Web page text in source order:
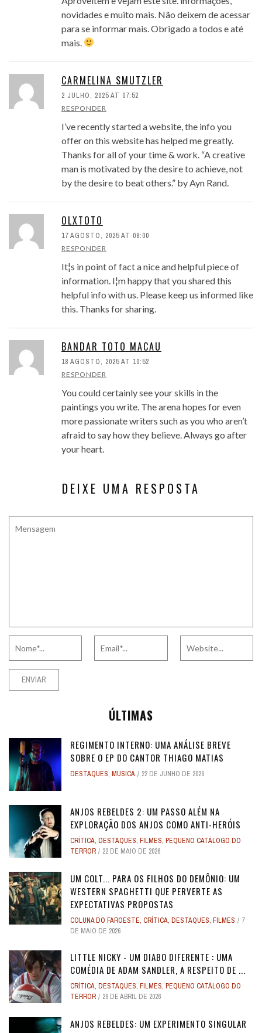
novidades e muito mais. Não deixem de acessar
para se informar mais. Obrigado a todos e até
mais.
CARMELINA SMUTZLER
2 JULHO, 2025 AT 07:52
RESPONDER
I’ve recently started a website, the info you
offer on this website has helped me greatly.
Thanks for all of your time & work. “A creative
man is motivated by the desire to achieve, not
by the desire to beat others.” by Ayn Rand.
OLXTOTO
17 AGOSTO, 2025 AT 08:00
RESPONDER
It¦s in point of fact a nice and helpful piece of
information. I¦m happy that you shared this
helpful info with us. Please keep us informed like
this. Thanks for sharing.
BANDAR TOTO MACAU
18 AGOSTO, 2025 AT 10:52
RESPONDER
You could certainly see your skills in the
paintings you write. The arena hopes for even
more passionate writers such as you who aren’t
afraid to say how they believe. Always go after
your heart.
DEIXE UMA RESPOSTA
ÚLTIMAS
REGIMENTO INTERNO: UMA ANÁLISE BREVE
SOBRE O EP DO CANTOR THIAGO MATIAS
DESTAQUES, MÚSICA 22 DE JUNHO DE 2026
ANJOS REBELDES 2: UM PASSO ALÉM NA
EXPLORAÇÃO DOS ANJOS COMO ANTI-HERÓIS
CRÍTICA, DESTAQUES, FILMES, PEQUENO CATÁLOGO DO
TERROR
22 DE MAIO DE 2026
UM COLT... PARA OS FILHOS DO DEMÔNIO: UM
WESTERN SPAGHETTI QUE PERVERTE AS
EXPECTATIVAS PROPOSTAS
COLUNA DO FAROESTE, CRÍTICA, DESTAQUES, FILMES
7
DE MAIO DE 2026
LITTLE NICKY - UM DIABO DIFERENTE : UMA
COMÉDIA DE ADAM SANDLER, A RESPEITO DE ...
CRÍTICA, DESTAQUES, FILMES, PEQUENO CATÁLOGO DO
TERROR
29 DE ABRIL DE 2026
ANJOS REBELDES: UM EXPERIMENTO SINGULAR